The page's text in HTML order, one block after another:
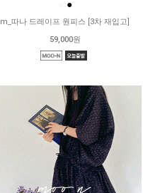
●
m_따나 드레이프 원피스 [3차 재입고]
59,000원